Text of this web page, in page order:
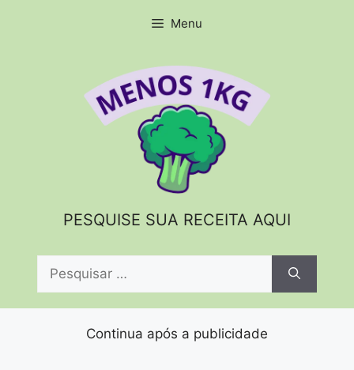
Menu
PESQUISE SUA RECEITA AQUI
Pesquisar
Continua após a publicidade